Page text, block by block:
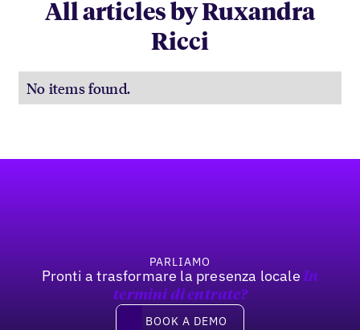
All articles by Ruxandra
Ricci
No items found.
PARLIAMO
Pronti a trasformare la presenza locale In
termini di entrate?
Book a demo
BOOK A DEMO